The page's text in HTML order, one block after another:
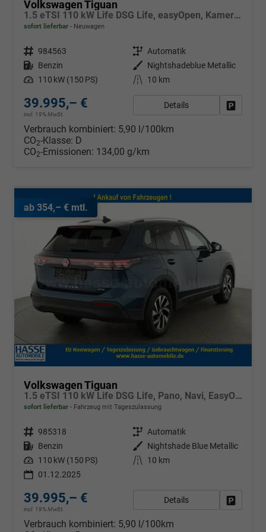
Volkswagen Tiguan
1.5 eTSI 110 kW Life DSG Life, easyOpen, Kamera, LED-Plus, Winterpaket
sofort lieferbar Neuwagen
Fahrzeugnr. 984563 Getriebe Automatik
Kraftstoff Benzin Außenfarbe
Nightshadeblue Metallic
Leistung 110 kW (150 PS) Kilometerstand 10 km
39.995,– €
incl. 19% MwSt.
Details
Verbrauch kombiniert: 5,90 l/100km
CO2-Klasse: D
CO2-Emissionen: 134,00 g/km
ab 354,– € mtl.
Volkswagen Tiguan
1.5 eTSI 110 kW Life DSG Life, Pano, Navi, EasyOpen, LED-Plus, 5 J.-Garantie
sofort lieferbar Fahrzeug mit Tageszulassung
Fahrzeugnr. 985318 Getriebe Automatik
Kraftstoff Benzin Außenfarbe
Nightshade Blue Metallic
Leistung 110 kW (150 PS) Kilometerstand
10 km
01.12.2025
39.995,– €
incl. 19% MwSt.
Details
Verbrauch kombiniert: 5,90 l/100km